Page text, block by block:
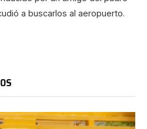
a buscarlos al aeropuerto.